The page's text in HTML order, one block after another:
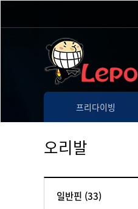
프리다이빙
오리발
일반핀 (33)